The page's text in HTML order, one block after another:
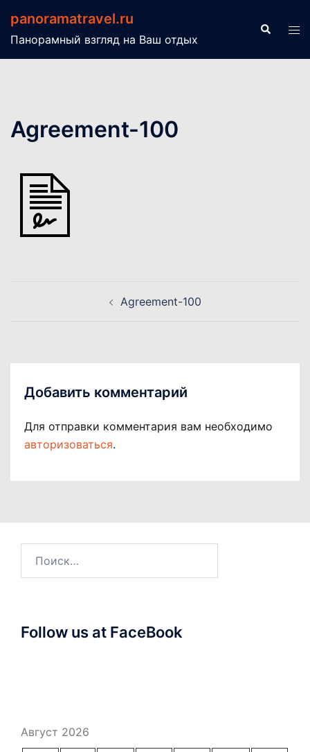
содержимому
panoramatravel.ru
Панорамный взгляд на Ваш отдых
Поиск
Agreement-100
Agreement-100
Добавить комментарий
Для отправки комментария вам необходимо
авторизоваться.
Follow us at FaceBook
Август 2026